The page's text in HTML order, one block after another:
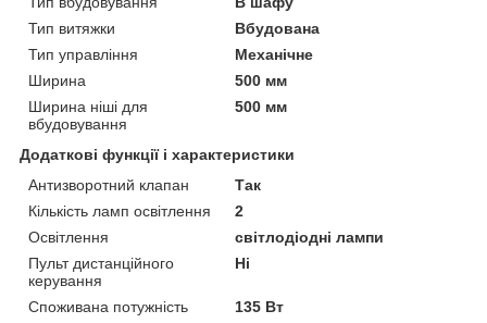
Тип витяжки
Вбудована
Тип управління
Механічне
Ширина
500 мм
Ширина ніші для
вбудовування
500 мм
Додаткові функції і характеристики
Антизворотний клапан
Так
Кількість ламп освітлення
2
Освітлення
світлодіодні лампи
Пульт дистанційного
керування
Ні
Споживана потужність
135 Вт